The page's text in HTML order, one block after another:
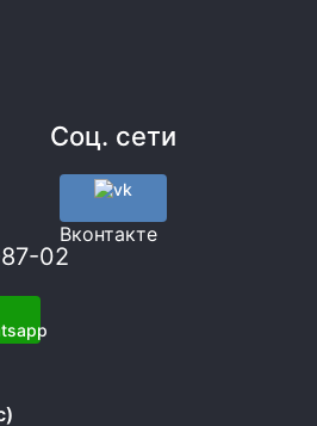
02
Соц. сети
Вконтакте